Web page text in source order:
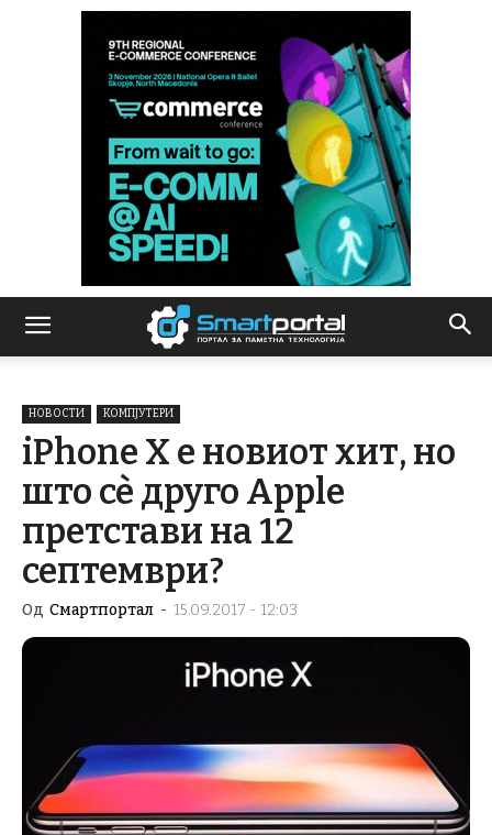
НОВОСТИ КОМПЈУТЕРИ
iPhone X е новиот хит, но
што сѐ друго Apple
претстави на 12
септември?
Од Смартпортал - 15.09.2017 - 12:03